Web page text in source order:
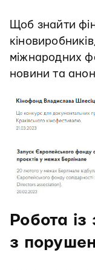
Щоб знайти
міжнародних
новини та
Робота
з